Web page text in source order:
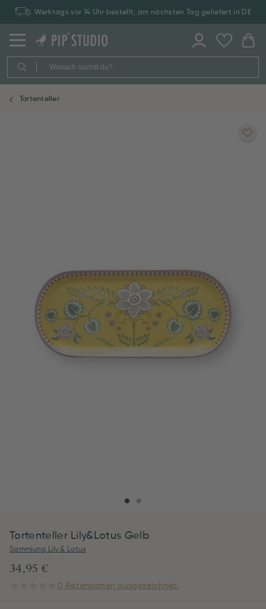
Werktags vor 14 Uhr bestellt, am nächsten Tag geliefert in DE
Tortenteller
Tortenteller Lily&Lotus Gelb
Sammlung Lily & Lotus
34,95 €
0 Rezensionen ausgezeichnet.